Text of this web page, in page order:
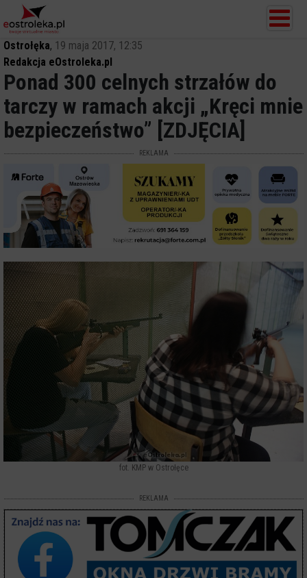
Ostrołęka, 19 maja 2017, 12:35
Redakcja eOstroleka.pl
Ponad 300 celnych strzałów do
tarczy w ramach akcji „Kręci mnie
bezpieczeństwo” [ZDJĘCIA]
REKLAMA
fot. KMP w Ostrołęce
REKLAMA